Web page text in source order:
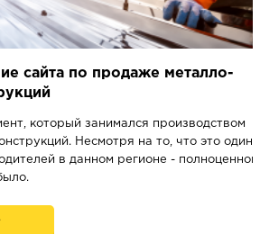
сайта по продаже металло-
который занимался производством
Несмотря на то, что это один
в данном регионе -